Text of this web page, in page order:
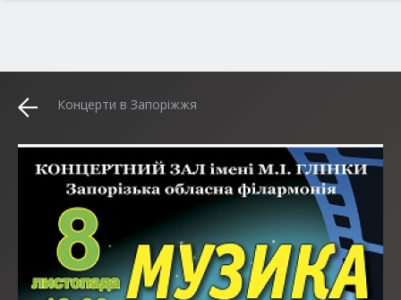
Концерти в Запоріжжя